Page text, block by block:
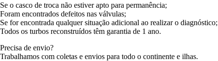
Se o casco de troca não estiver apto para permanência;
Foram encontrados defeitos nas válvulas;
Se for encontrada qualquer situação adicional ao realizar o diagnóstico;
Todos os turbos reconstruídos têm garantia de 1 ano.
Precisa de envio?
Trabalhamos com coletas e envios para todo o continente e ilhas.